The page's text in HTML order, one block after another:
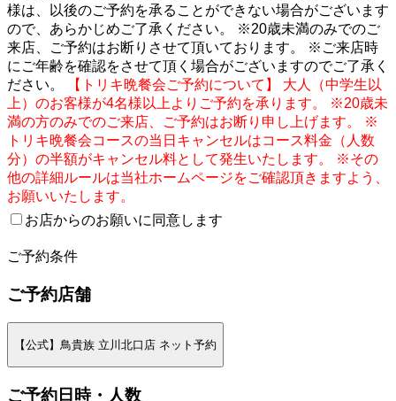
様は、以後のご予約を承ることができない場合がございます
ので、あらかじめご了承ください。 ※20歳未満のみでのご
来店、ご予約はお断りさせて頂いております。 ※ご来店時
にご年齢を確認をさせて頂く場合がございますのでご了承く
ださい。
【トリキ晩餐会ご予約について】 大人（中学生以
上）のお客様が4名様以上よりご予約を承ります。 ※20歳未
満の方のみでのご来店、ご予約はお断り申し上げます。 ※
トリキ晩餐会コースの当日キャンセルはコース料金（人数
分）の半額がキャンセル料として発生いたします。 ※その
他の詳細ルールは当社ホームページをご確認頂きますよう、
お願いいたします。
お店からのお願いに同意します
ご予約条件
ご予約店舗
【公式】鳥貴族 立川北口店 ネット予約
ご予約日時・人数